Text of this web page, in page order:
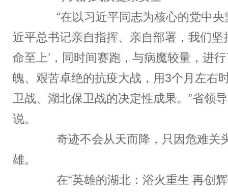
“在以习近平同志为核心的党中央
近平总书记亲自指挥、亲自部署，我们坚
命至上’，同时间赛跑，与病魔较量，进
魄、艰苦卓绝的抗疫大战，用3个月左右
卫战、湖北保卫战的决定性成果。”省领
说。
奇迹不会从天而降，只因危难关
雄。
在“英雄的湖北：浴火重生 再创辉